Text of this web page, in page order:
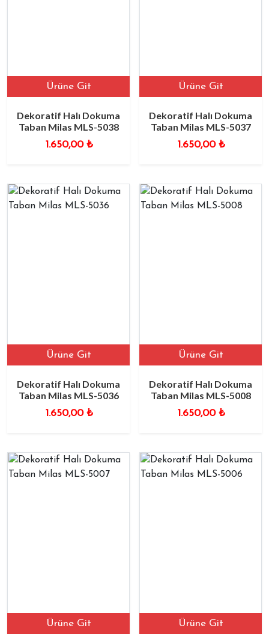
Ürüne Git
Dekoratif Halı Dokuma
Taban Milas MLS-5038
1.650,00 ₺
Ürüne Git
Dekoratif Halı Dokuma
Taban Milas MLS-5037
1.650,00 ₺
Ürüne Git
Dekoratif Halı Dokuma
Taban Milas MLS-5036
1.650,00 ₺
Ürüne Git
Dekoratif Halı Dokuma
Taban Milas MLS-5008
1.650,00 ₺
Ürüne Git Ürüne Git